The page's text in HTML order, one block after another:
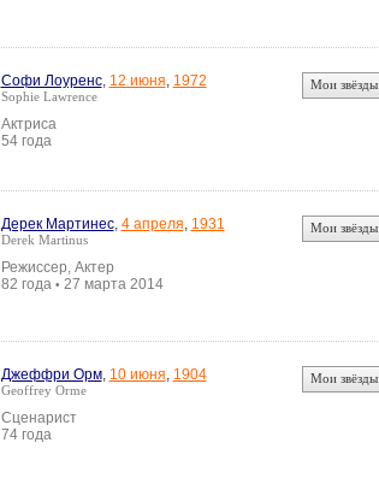
Софи Лоуренс, 12 июня, 1972
Sophie Lawrence
Актриса
54 года
Мои звёзды
Дерек Мартинес, 4 апреля, 1931
Derek Martinus
Режиссер, Актер
82 года • 27 марта 2014
Мои звёзды
Джеффри Орм, 10 июня, 1904
Geoffrey Orme
Сценарист
74 года
Мои звёзды